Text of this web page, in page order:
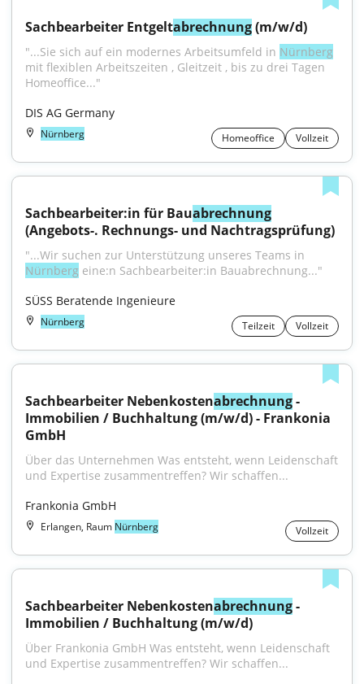
Sachbearbeiter Entgeltabrechnung (m/w/d)
"...Sie sich auf ein modernes Arbeitsumfeld in Nürnberg
mit flexiblen Arbeitszeiten , Gleitzeit , bis zu drei Tagen
Homeoffice..."
DIS AG Germany
Nürnberg Homeoffice Vollzeit
Sachbearbeiter:in für Bauabrechnung
(Angebots-. Rechnungs- und Nachtragsprüfung)
Nürnberg eine:n Sachbearbeiter:in Bauabrechnung..."
SÜSS Beratende Ingenieure
Nürnberg Teilzeit Vollzeit
Sachbearbeiter Nebenkostenabrechnung -
Immobilien / Buchhaltung (m/w/d) - Frankonia
GmbH
Über das Unternehmen Was entsteht, wenn Leidenschaft
und Expertise zusammentreffen? Wir schaffen...
Frankonia GmbH
Erlangen, Raum Nürnberg Vollzeit
Sachbearbeiter Nebenkostenabrechnung -
Immobilien / Buchhaltung (m/w/d)
Über Frankonia GmbH Was entsteht, wenn Leidenschaft
und Expertise zusammentreffen? Wir schaffen...